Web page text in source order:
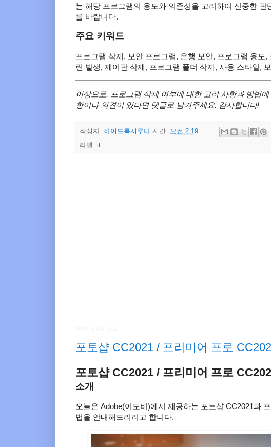
는 해당 프로그램의 용도와 의존성을 고려하여 신중한
를 바랍니다.
주요 키워드
프로그램 삭제, 보안 프로그램, 은행 보안, 프로그램 용도
린 발생, 제어판 삭제, 프로그램 폴더 삭제, 사용 스타일,
이상으로, 프로그램 삭제 여부에 대한 고려 사항과 방법
항이나 의견이 있다면 댓글로 남겨주세요. 감사합니다!
작성자: 하이드록시루나 시간: 오전 2:19
라벨: it
포토샵 CC2021 / 프리미어 프로
포토샵 CC2021 / 프리미어 프로
소개
오늘은 Adobe(어도비)에서 제공하는 포토샵 CC2021과
법을 안내해드리려고 합니다.